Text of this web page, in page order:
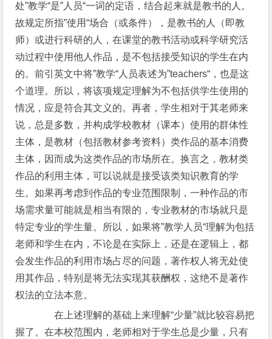
处”教学“是”人员“一词的定语，结合起来就是教书的人。
故规定所指”使用“场合（或条件），是教书的人（即教
师）或进行科研的人，在课堂的教书活动或科学研究活
动过程中使用他人作品，是不包括接受知识的学生在内
的。前引英文中将”教学“人员表述为”teachers“，也是这
个道理。所以，将该项规定理解为不包括供学生使用的
情况，应是符合其文义的。再者，学生相对于其老师来
说，总是多数，并构成学校教材（课本）使用的群体性
主体，是教材（包括教材参考资料）类作品的基本消费
主体，因而成为这类作品的市场所在。换言之，教材类
作品的利用主体，可以说就是接受该类知识教育的学
生。如果再考虑到作品的专业范围限制，一种作品的市
场需求量可能就是相当有限的，专业教材的市场就只是
特定专业的学生量。所以，如果将”教学人员“理解为包括
老师和学生在内，不论是在实际上，还是在逻辑上，都
会发生作品的利用市场占尽的问题，著作权人将无处使
用其作品，特别是将无法实现其获酬权，这绝不是著作
权法的立法本意。
在上述理解的基础上来理解“少量”就比较容易把
握了。在本校范围内，老师相对于学生总是少量，只有